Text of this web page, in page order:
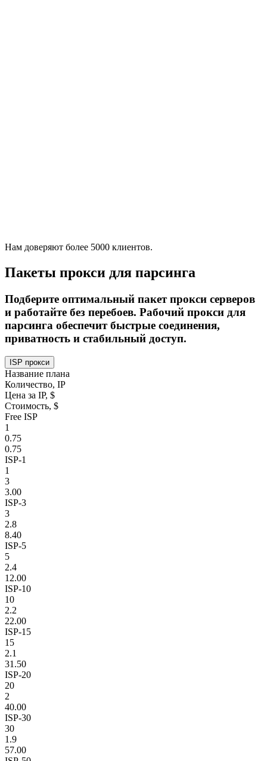
Нам доверяют более 5000 клиентов.
Пакеты прокси для парсинга
Подберите оптимальный пакет прокси серверов
и работайте без перебоев. Рабочий прокси для
парсинга обеспечит быстрые соединения,
приватность и стабильный доступ.
ISP прокси
Название плана
Количество, IP
Цена за IP, $
Стоимость, $
Free ISP
1
0.75
0.75
ISP-1
1
3
3.00
ISP-3
3
2.8
8.40
ISP-5
5
2.4
12.00
ISP-10
10
2.2
22.00
ISP-15
15
2.1
31.50
ISP-20
20
2
40.00
ISP-30
30
1.9
57.00